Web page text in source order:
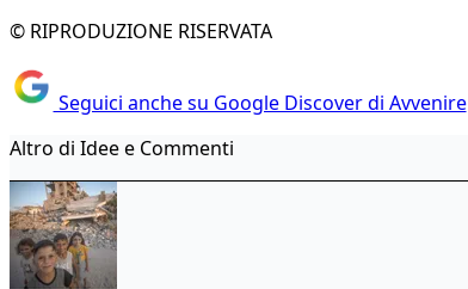
© RIPRODUZIONE RISERVATA
Seguici anche su Google Discover di Avvenire
Altro di Idee e Commenti